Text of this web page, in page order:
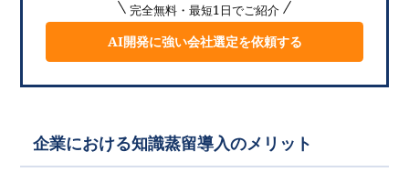
完全無料・最短1日でご紹介
AI開発に強い会社選定を依頼する
企業における知識蒸留導入のメリット